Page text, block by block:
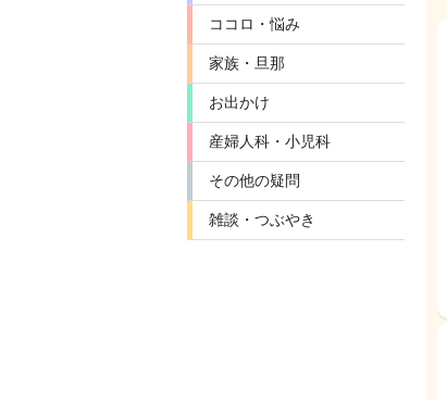
ココロ・悩み
家族・旦那
お出かけ
産婦人科・小児科
その他の疑問
雑談・つぶやき